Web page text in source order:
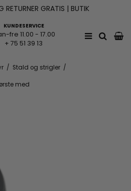
RETURNER GRATIS | BUTIK
KUNDESERVICE
fre 11.00 - 17.00
+ 75 51 39 13
/ Stald og strigler /
med